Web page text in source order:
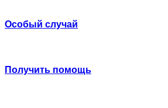
Особый случай
Получить помощь